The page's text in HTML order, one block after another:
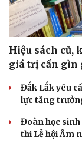
Hiệu sách cũ,
giá trị cần gìn
Đắk Lắk yêu
lực tăng
Đoàn học sinh
thi Lễ hội Âm